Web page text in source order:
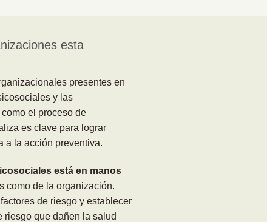
esta
presentes en
y las
el proceso de
es clave para lograr
a la acción preventiva.
está en manos
como de la organización.
de riesgo y establecer
riesgo que dañen la salud